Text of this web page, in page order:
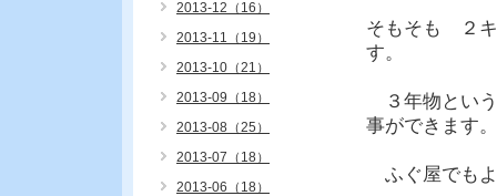
そもそも ２キ
す。
３年物とい
事ができます
ふぐ屋でも
2013-12（16）
2013-11（19）
2013-10（21）
2013-09（18）
2013-08（25）
2013-07（18）
2013-06（18）